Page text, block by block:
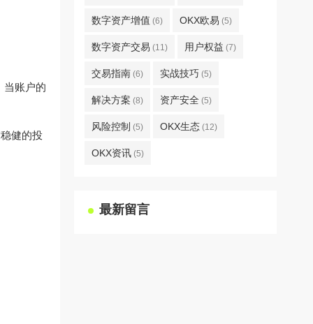
当账户的
健的投
数字资产增值 (6) OKX欧易 (5)
数字资产交易 (11) 用户权益 (7)
交易指南 (6) 实战技巧 (5)
解决方案 (8) 资产安全 (5)
风险控制 (5) OKX生态 (12)
OKX资讯 (5)
最新留言